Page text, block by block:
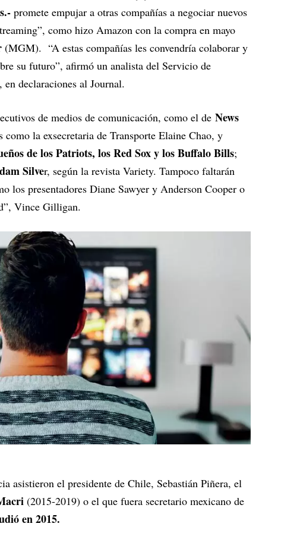
promete empujar a otras compañías a negociar nuevos
como hizo Amazon con la compra en mayo
(MGM). “A estas compañías les convendría colaborar y
su futuro”, afirmó un analista del Servicio de
declaraciones al Journal.
de medios de comunicación, como el de News
como la exsecretaria de Transporte Elaine Chao, y
de los Patriots, los Red Sox y los Buffalo Bills;
Silver, según la revista Variety. Tampoco faltarán
los presentadores Diane Sawyer y Anderson Cooper o
Vince Gilligan.
asistieron el presidente de Chile, Sebastián Piñera, el
(2015-2019) o el que fuera secretario mexicano de
en 2015.